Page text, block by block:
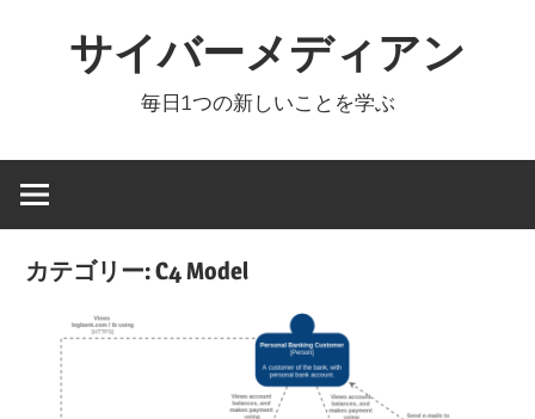
ツ
ス
サイバーメディアン
毎日1つの新しいことを学ぶ
カテゴリー:C4 Model